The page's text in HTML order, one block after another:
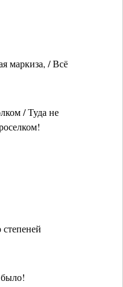
маркиза, / Всё
/ Туда не